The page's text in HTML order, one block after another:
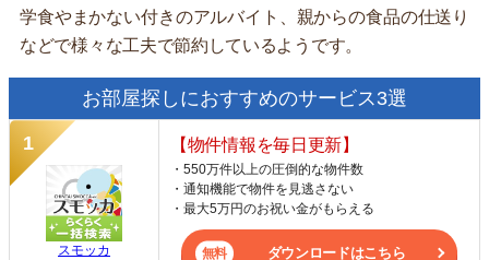
学食やまかない付きのアルバイト、親からの食品の仕送り
などで様々な工夫で節約しているようです。
お部屋探しにおすすめのサービス3選
スモッカ
【物件情報を毎日更新】
・550万件以上の圧倒的な物件数
・通知機能で物件を見逃さない
・最大5万円のお祝い金がもらえる
ダウンロードはこちら